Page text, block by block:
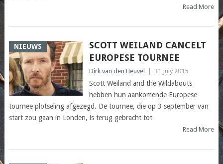
Read More
NIEUWS
SCOTT WEILAND CANCELT
EUROPESE TOURNEE
Dirk van den Heuvel 31 July 2015
Scott Weiland and the Wildabouts
hebben hun aankomende Europese
tournee plotseling afgezegd. De tournee, die op 3 september van
start zou gaan in Londen, is terug gebracht tot
Read More